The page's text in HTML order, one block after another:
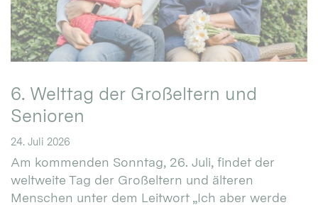
6. Welttag der Großeltern und
Senioren
24. Juli 2026
Am kommenden Sonntag, 26. Juli, findet der
weltweite Tag der Großeltern und älteren
Menschen unter dem Leitwort „Ich aber werde